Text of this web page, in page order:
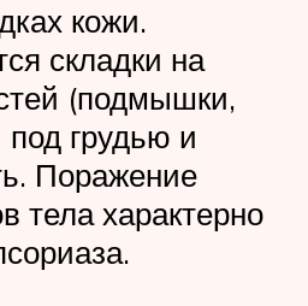
кожи.
складки на
(подмышки,
под грудью и
Поражение
тела характерно